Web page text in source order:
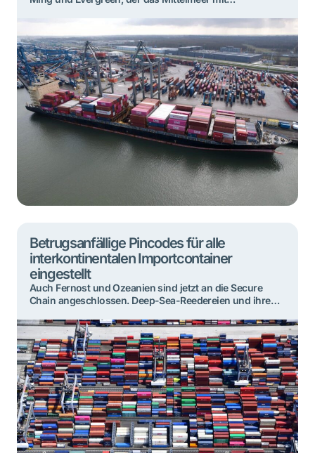
wöchentlich Rotterdam Shortsea Terminals (RST) an. Es
ist der erste Deepsea-Dienst für dieses Terminal im
Eemhaven, nahe der Stadt. Für die hier ankommenden
Deepsea-Container ist RST an die Secure Chain
angeschlossen. Chief Commercial Officer Jeroen
Zwijnenburg: […]
Betrugsanfällige Pincodes für alle
interkontinentalen Importcontainer
eingestellt
Auch Fernost und Ozeanien sind jetzt an die Secure
Chain angeschlossen. Deep-Sea-Reedereien und ihre
Regionen nach Rotterdam kommen, keine
betrugsanfälligen Pincodes mehr heraus. Von nun an
wird sämtliche interkontinentale Containerfracht im
Hafen über die Secure Chain abgewickelt. Die Abholung
an den Deep-Sea-Terminals ist nur noch auf die neue
[…]